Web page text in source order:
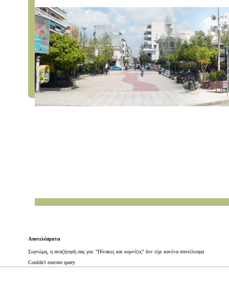
Αποτελέσματα
Συγνώμη, η αναζήτησή σας για: "Πίνακες και κορνίζες" δεν είχε κανένα αποτέλεσμα
Couldn't execute query